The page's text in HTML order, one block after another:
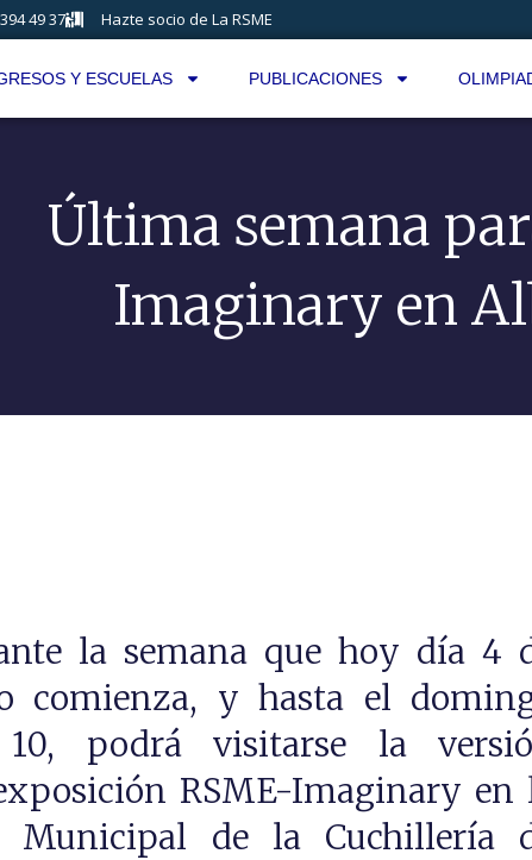
49 37 Hazte socio de La RSME
Y ESCUELAS PUBLICACIONES
Última semana
Imaginary en
la semana que hoy día 4
comienza, y hasta el
podrá visitarse la
RSME-Imaginary en
Municipal de la Cuchillería